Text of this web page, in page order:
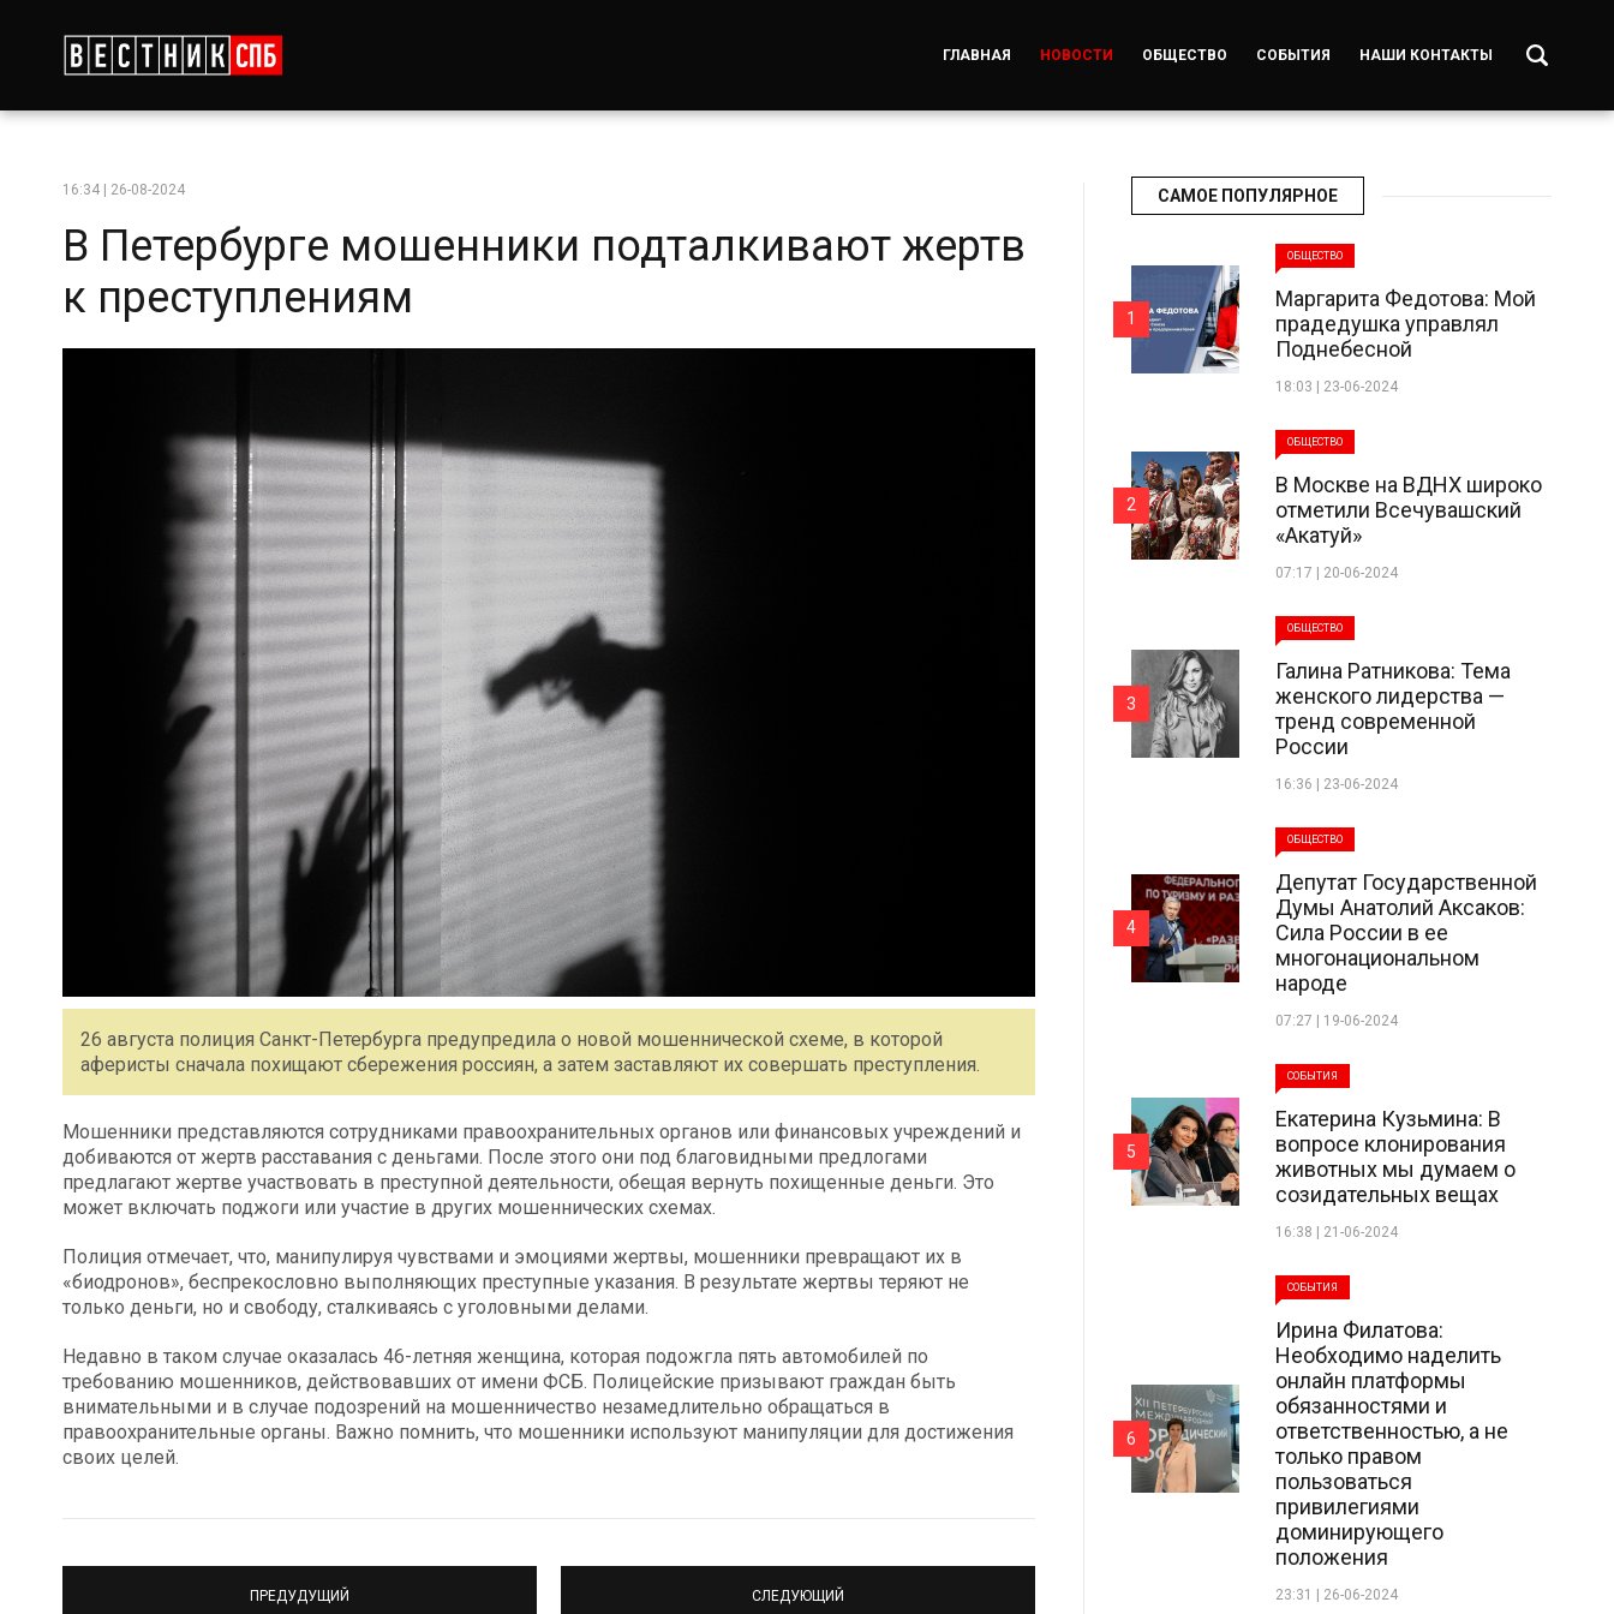
ГЛАВНАЯ НОВОСТИ ОБЩЕСТВО СОБЫТИЯ НАШИ КОНТАКТЫ
16:34 | 26-08-2024
В Петербурге мошенники подталкивают жертв
к преступлениям
26 августа полиция Санкт-Петербурга предупредила о новой мошеннической схеме, в которой
аферисты сначала похищают сбережения россиян, а затем заставляют их совершать преступления.
Мошенники представляются сотрудниками правоохранительных органов или финансовых учреждений и
добиваются от жертв расставания с деньгами. После этого они под благовидными предлогами
предлагают жертве участвовать в преступной деятельности, обещая вернуть похищенные деньги. Это
может включать поджоги или участие в других мошеннических схемах.
Полиция отмечает, что, манипулируя чувствами и эмоциями жертвы, мошенники превращают их в
«биодронов», беспрекословно выполняющих преступные указания. В результате жертвы теряют не
только деньги, но и свободу, сталкиваясь с уголовными делами.
Недавно в таком случае оказалась 46-летняя женщина, которая подожгла пять автомобилей по
требованию мошенников, действовавших от имени ФСБ. Полицейские призывают граждан быть
внимательными и в случае подозрений на мошенничество незамедлительно обращаться в
правоохранительные органы. Важно помнить, что мошенники используют манипуляции для достижения
своих целей.
ПРЕДУДУЩИЙ СЛЕДУЮЩИЙ
САМОЕ ПОПУЛЯРНОЕ
ОБЩЕСТВО
Маргарита Федотова: Мой
прадедушка управлял
Поднебесной
18:03 | 23-06-2024
1
ОБЩЕСТВО
В Москве на ВДНХ широко
отметили Всечувашский
«Акатуй»
07:17 | 20-06-2024
2
ОБЩЕСТВО
Галина Ратникова: Тема
женского лидерства —
тренд современной
России
16:36 | 23-06-2024
3
ОБЩЕСТВО
Депутат Государственной
Думы Анатолий Аксаков:
Сила России в ее
многонациональном
народе
07:27 | 19-06-2024
4
СОБЫТИЯ
Екатерина Кузьмина: В
вопросе клонирования
животных мы думаем о
созидательных вещах
16:38 | 21-06-2024
5
СОБЫТИЯ
Ирина Филатова:
Необходимо наделить
онлайн платформы
обязанностями и
ответственностью, а не
только правом
пользоваться
привилегиями
доминирующего
положения
23:31 | 26-06-2024
6